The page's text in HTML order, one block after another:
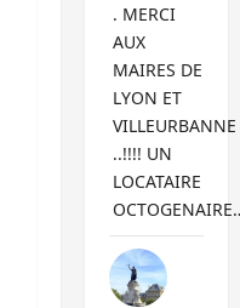
. MERCI
AUX
MAIRES DE
LYON ET
VILLEURBANNE
..!!!! UN
LOCATAIRE